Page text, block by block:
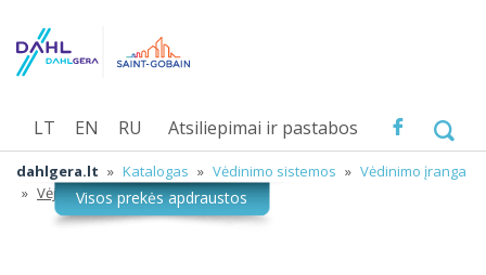
Atsiliepimai ir pastabos
LT EN RU
dahlgera.lt » Katalogas » Vėdinimo sistemos » Vėdinimo įranga
» Vėjo turbinos